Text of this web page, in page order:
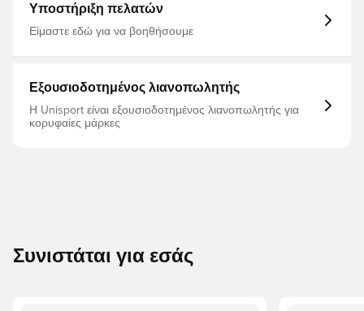
Υποστήριξη πελατών
Είμαστε εδώ για να βοηθήσουμε
Εξουσιοδοτημένος λιανοπωλητής
Η Unisport είναι εξουσιοδοτημένος λιανοπωλητής για
κορυφαίες μάρκες
Συνιστάται για εσάς